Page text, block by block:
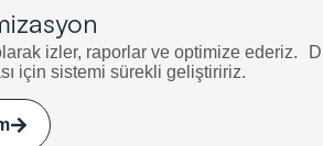
izler, raporlar ve optimize ederiz.
için sistemi sürekli geliştiririz.